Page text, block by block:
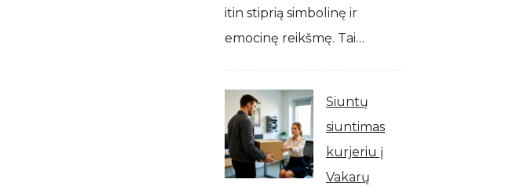
itin stiprią simbolinę ir
emocinę reikšmę. Tai…
Siuntų
siuntimas
kurjeriu į
Vakarų